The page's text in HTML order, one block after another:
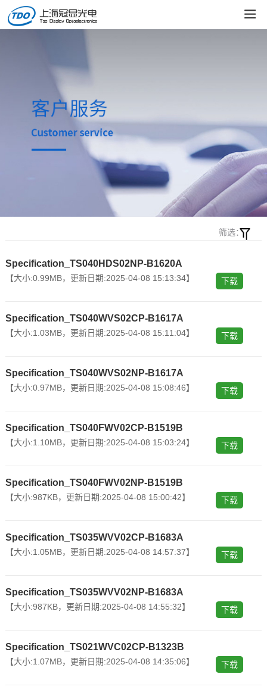
筛选：
Specification_TS040HDS02NP-B1620A
【大小:0.99MB，更新日期:2025-04-08 15:13:34】 下载
Specification_TS040WVS02CP-B1617A
【大小:1.03MB，更新日期:2025-04-08 15:11:04】 下载
Specification_TS040WVS02NP-B1617A
【大小:0.97MB，更新日期:2025-04-08 15:08:46】 下载
Specification_TS040FWV02CP-B1519B
【大小:1.10MB，更新日期:2025-04-08 15:03:24】 下载
Specification_TS040FWV02NP-B1519B
【大小:987KB，更新日期:2025-04-08 15:00:42】 下载
Specification_TS035WVV02CP-B1683A
【大小:1.05MB，更新日期:2025-04-08 14:57:37】 下载
Specification_TS035WVV02NP-B1683A
【大小:987KB，更新日期:2025-04-08 14:55:32】 下载
Specification_TS021WVC02CP-B1323B
【大小:1.07MB，更新日期:2025-04-08 14:35:06】 下载